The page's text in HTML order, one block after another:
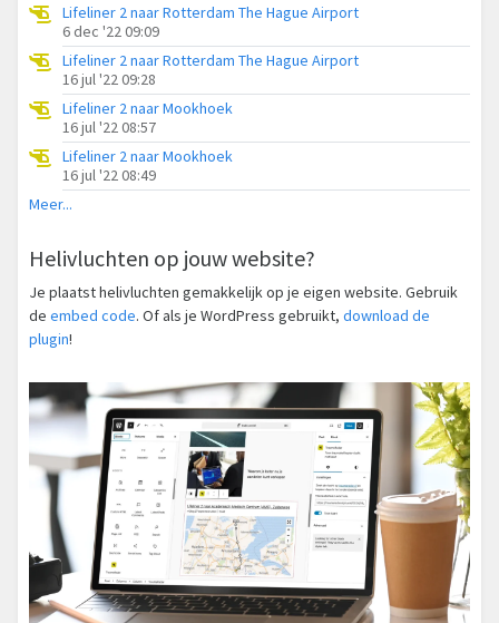
Lifeliner 2 naar Rotterdam The Hague Airport
6 dec '22 09:09
Lifeliner 2 naar Rotterdam The Hague Airport
16 jul '22 09:28
Lifeliner 2 naar Mookhoek
16 jul '22 08:57
Lifeliner 2 naar Mookhoek
16 jul '22 08:49
Meer...
Helivluchten op jouw website?
Je plaatst helivluchten gemakkelijk op je eigen website. Gebruik
de embed code. Of als je WordPress gebruikt, download de
plugin!